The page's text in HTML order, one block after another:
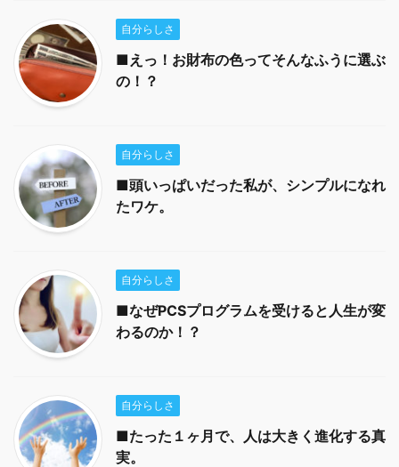
自分らしさ
■えっ！お財布の色ってそんなふうに選ぶ
の！？
自分らしさ
■頭いっぱいだった私が、シンプルになれ
たワケ。
自分らしさ
■なぜPCSプログラムを受けると人生が変
わるのか！？
自分らしさ
■たった１ヶ月で、人は大きく進化する真
実。